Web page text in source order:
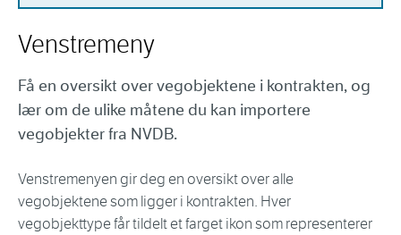
Venstremeny
Få en oversikt over vegobjektene i kontrakten, og
lær om de ulike måtene du kan importere
vegobjekter fra NVDB.
Venstremenyen gir deg en oversikt over alle
vegobjektene som ligger i kontrakten. Hver
vegobjekttype får tildelt et farget ikon som representerer